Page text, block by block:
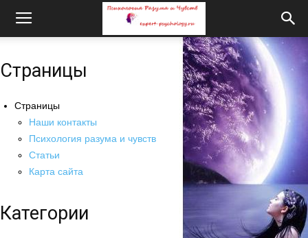
Страницы
Страницы
Наши контакты
Психология разума и чувств
Статьи
Карта сайта
Категории